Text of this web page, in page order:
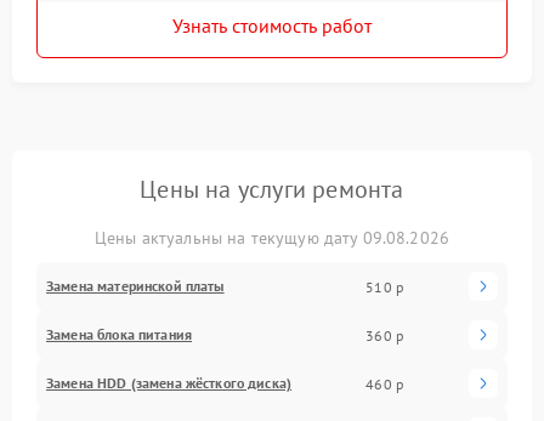
Узнать стоимость работ
Цены на услуги ремонта
Цены актуальны на текущую дату 09.08.2026
Замена материнской платы 510 р
Замена блока питания 360 р
Замена HDD (замена жёсткого диска) 460 р